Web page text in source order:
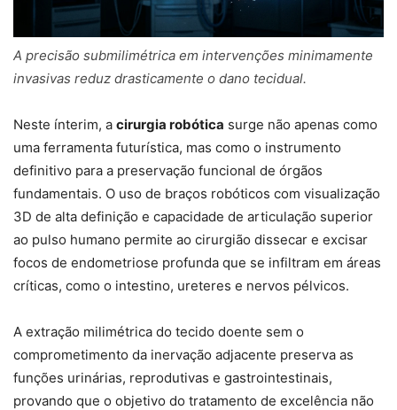
A precisão submilimétrica em intervenções minimamente
invasivas reduz drasticamente o dano tecidual.
Neste ínterim, a cirurgia robótica surge não apenas como
uma ferramenta futurística, mas como o instrumento
definitivo para a preservação funcional de órgãos
fundamentais. O uso de braços robóticos com visualização
3D de alta definição e capacidade de articulação superior
ao pulso humano permite ao cirurgião dissecar e excisar
focos de endometriose profunda que se infiltram em áreas
críticas, como o intestino, ureteres e nervos pélvicos.
A extração milimétrica do tecido doente sem o
comprometimento da inervação adjacente preserva as
funções urinárias, reprodutivas e gastrointestinais,
provando que o objetivo do tratamento de excelência não